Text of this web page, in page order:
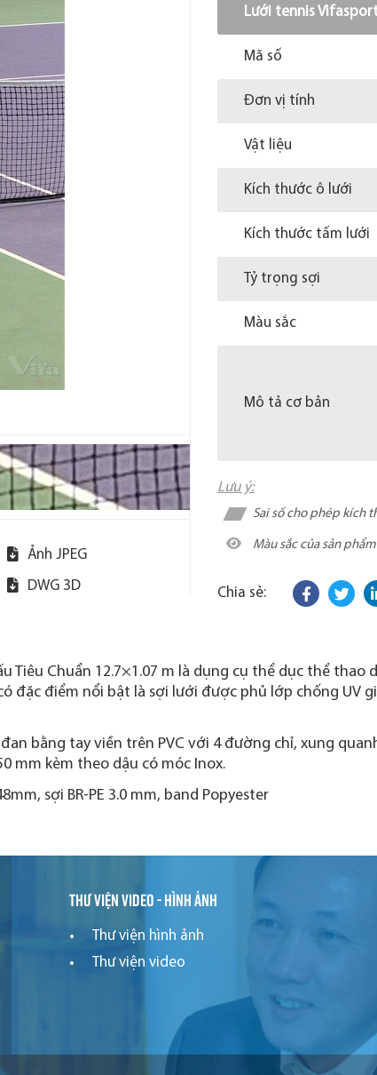
Ảnh JPEG
DWG 3D
Lưới tennis
Mã số
Đơn vị tính
Vật liệu
Kích thước ô lưới
Kích thước tấm lưới
Tỷ trọng sợi
Màu sắc
Mô tả cơ bản
Lưu ý:
Sai số cho phép kích
Màu sắc của sản
Chia sẻ:
Tiêu Chuẩn 12.7×1.07 m là dụng cụ thể dục thể thao
đặc điểm nổi bật là sợi lưới được phủ lớp chống UV
bằng tay viền trên PVC với 4 đường chỉ, xung
mm kèm theo dậu có móc Inox.
sợi BR-PE 3.0 mm, band Popyester
Thư viện video - hình ảnh
Thư viện hình ảnh
Thư viện video